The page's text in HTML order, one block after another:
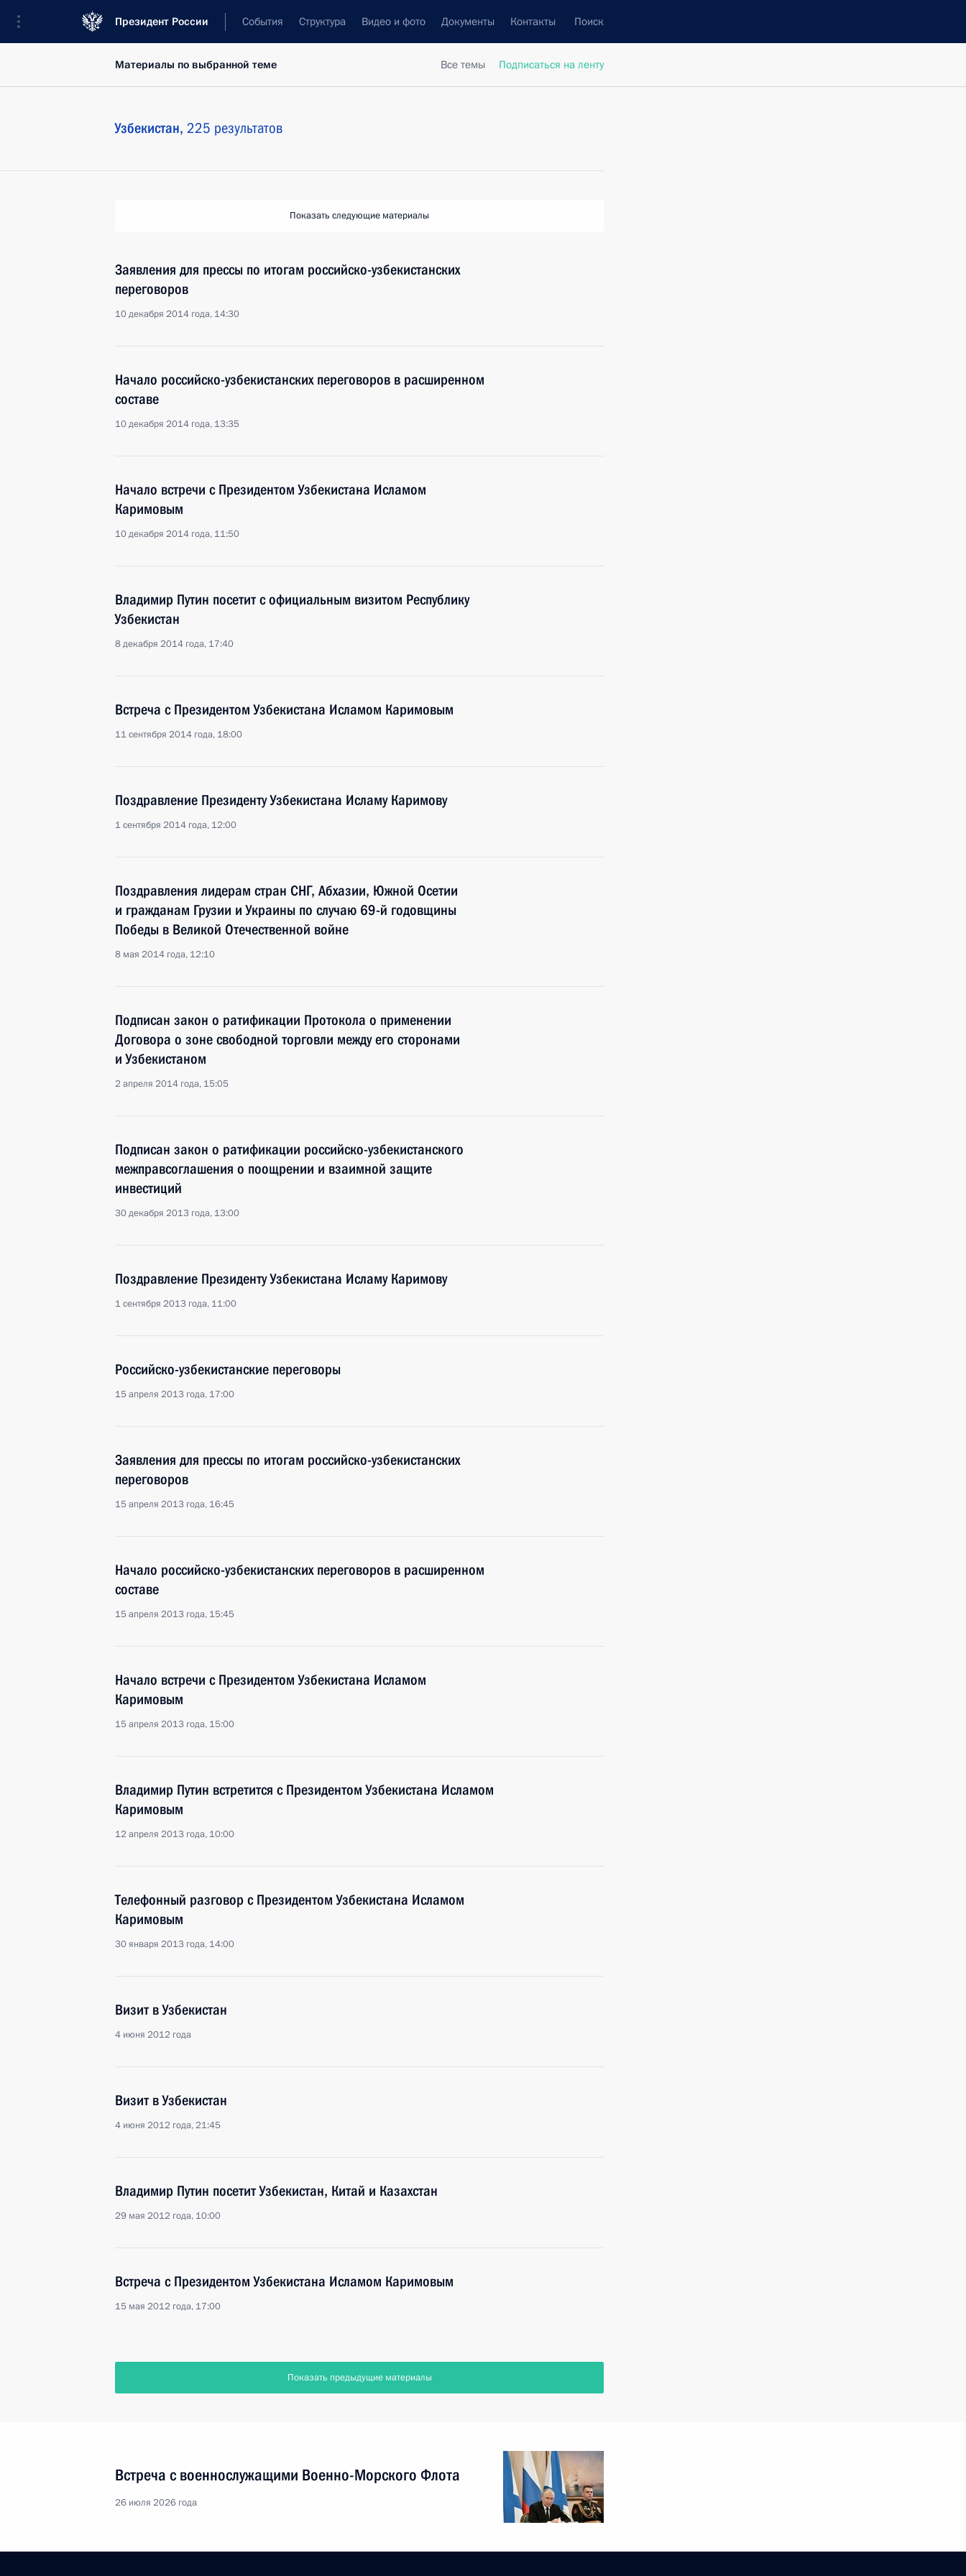
Президент России События Структура Видео и фото Документы Контакты Поиск
Все темы Подписаться на ленту
Материалы по выбранной теме
Узбекистан, 225 результатов
Показать следующие материалы
Заявления для прессы по итогам российско-узбекистанских
переговоров
10 декабря 2014 года, 14:30
Начало российско-узбекистанских переговоров в расширенном
составе
10 декабря 2014 года, 13:35
Начало встречи с Президентом Узбекистана Исламом
Каримовым
10 декабря 2014 года, 11:50
Владимир Путин посетит с официальным визитом Республику
Узбекистан
8 декабря 2014 года, 17:40
Встреча с Президентом Узбекистана Исламом Каримовым
11 сентября 2014 года, 18:00
Поздравление Президенту Узбекистана Исламу Каримову
1 сентября 2014 года, 12:00
Поздравления лидерам стран СНГ, Абхазии, Южной Осетии
и гражданам Грузии и Украины по случаю 69-й годовщины
Победы в Великой Отечественной войне
8 мая 2014 года, 12:10
Подписан закон о ратификации Протокола о применении
Договора о зоне свободной торговли между его сторонами
и Узбекистаном
2 апреля 2014 года, 15:05
Подписан закон о ратификации российско-узбекистанского
межправсоглашения о поощрении и взаимной защите
инвестиций
30 декабря 2013 года, 13:00
Поздравление Президенту Узбекистана Исламу Каримову
1 сентября 2013 года, 11:00
Российско-узбекистанские переговоры
15 апреля 2013 года, 17:00
Заявления для прессы по итогам российско-узбекистанских
переговоров
15 апреля 2013 года, 16:45
Начало российско-узбекистанских переговоров в расширенном
составе
15 апреля 2013 года, 15:45
Начало встречи с Президентом Узбекистана Исламом
Каримовым
15 апреля 2013 года, 15:00
Владимир Путин встретится с Президентом Узбекистана Исламом
Каримовым
12 апреля 2013 года, 10:00
Телефонный разговор с Президентом Узбекистана Исламом
Каримовым
30 января 2013 года, 14:00
Визит в Узбекистан
4 июня 2012 года
Визит в Узбекистан
4 июня 2012 года, 21:45
Владимир Путин посетит Узбекистан, Китай и Казахстан
29 мая 2012 года, 10:00
Встреча с Президентом Узбекистана Исламом Каримовым
15 мая 2012 года, 17:00
Показать предыдущие материалы
Встреча с военнослужащими Военно-Морского Флота
26 июля 2026 года